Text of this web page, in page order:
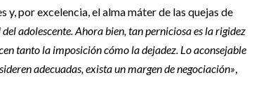
y, por excelencia, el alma máter de las quejas de
adolescente. Ahora bien, tan perniciosa es la rigidez
tanto la imposición cómo la dejadez. Lo aconsejable
adecuadas, exista un margen de negociación»,